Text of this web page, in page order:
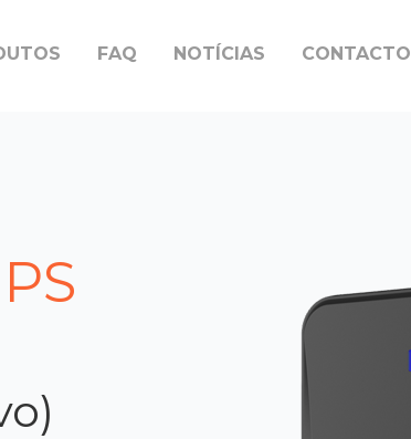
FAQ NOTÍCIAS CONTACTO